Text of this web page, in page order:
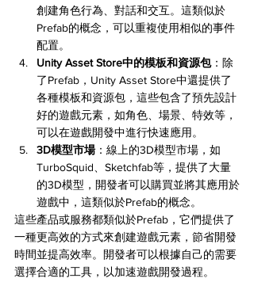
創建角色行為、對話和交互。這類似於
Prefab的概念，可以重複使用相似的事件
配置。
Unity Asset Store中的模板和資源包：除
了Prefab，Unity Asset Store中還提供了
各種模板和資源包，這些包含了預先設計
好的遊戲元素，如角色、場景、特效等，
可以在遊戲開發中進行快速應用。
3D模型市場：線上的3D模型市場，如
TurboSquid、Sketchfab等，提供了大量
的3D模型，開發者可以購買並將其應用於
遊戲中，這類似於Prefab的概念。
這些產品或服務都類似於Prefab，它們提供了
一種更高效的方式來創建遊戲元素，節省開發
時間並提高效率。開發者可以根據自己的需要
選擇合適的工具，以加速遊戲開發過程。